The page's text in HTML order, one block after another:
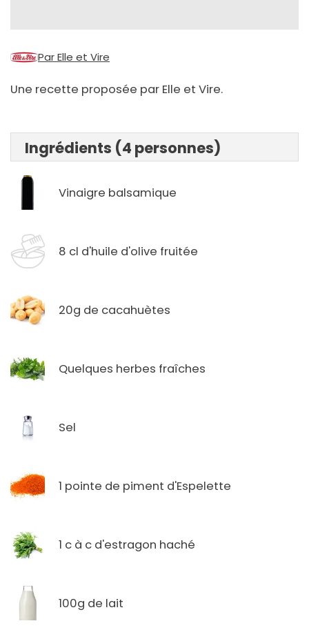
Par Elle et Vire
Une recette proposée par Elle et Vire.
Ingrédients (4 personnes)
Vinaigre balsamique
8 cl d'huile d'olive fruitée
20g de cacahuètes
Quelques herbes fraîches
Sel
1 pointe de piment d'Espelette
1 c à c d'estragon haché
100g de lait